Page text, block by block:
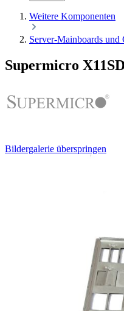
Weitere Komponenten
Server-Mainboards und
Supermicro
Bildergalerie überspringen